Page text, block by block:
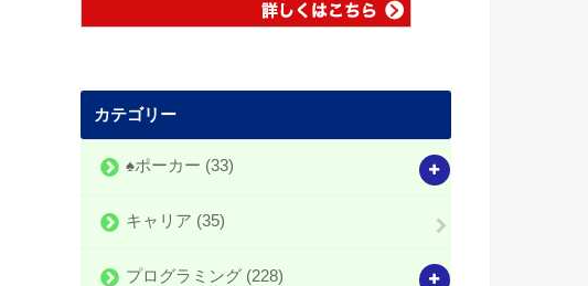
カテゴリー
♠️ポーカー (33)
キャリア (35)
プログラミング (228)